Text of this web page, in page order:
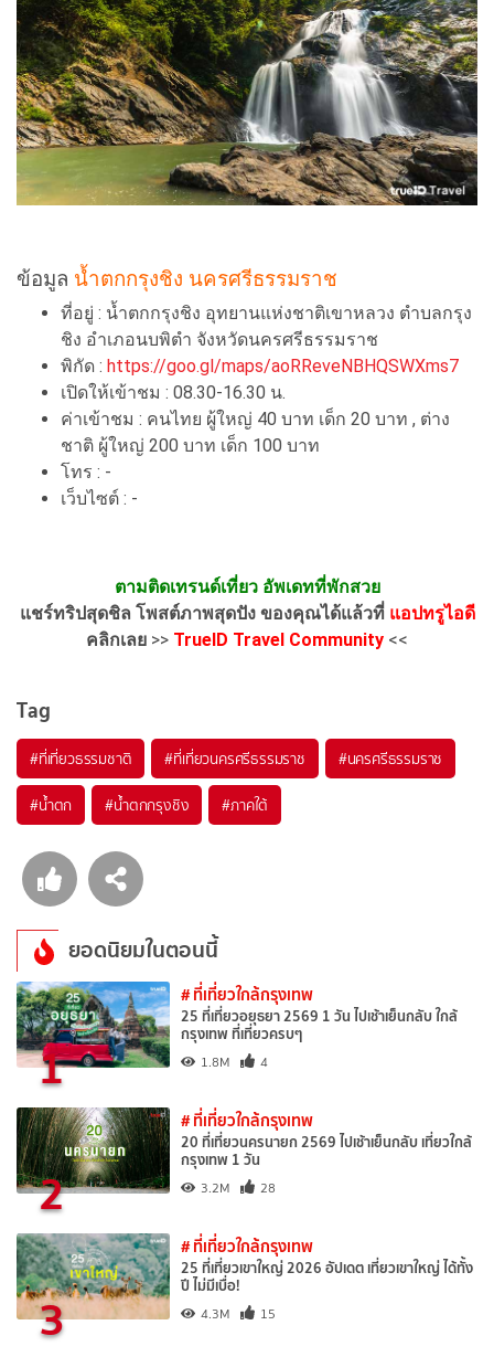
ข้อมูล น้ำตกกรุงชิง นครศรีธรรมราช
ที่อยู่ : น้ำตกกรุงชิง อุทยานแห่งชาติเขาหลวง ตำบลกรุง
ชิง อำเภอนบพิตำ จังหวัดนครศรีธรรมราช
พิกัด : https://goo.gl/maps/aoRReveNBHQSWXms7
เปิดให้เข้าชม : 08.30-16.30 น.
ค่าเข้าชม : คนไทย ผู้ใหญ่ 40 บาท เด็ก 20 บาท , ต่าง
ชาติ ผู้ใหญ่ 200 บาท เด็ก 100 บาท
โทร : -
เว็บไซต์ : -
ตามติดเทรนด์เที่ยว อัพเดทที่พักสวย
แชร์ทริปสุดชิล โพสต์ภาพสุดปัง ของคุณได้แล้วที่ แอปทรูไอดี
คลิกเลย >> TrueID Travel Community <<
Tag
#ที่เที่ยวธรรมชาติ #ที่เที่ยวนครศรีธรรมราช #นครศรีธรรมราช
#น้ำตก #น้ำตกกรุงชิง #ภาคใต้
ยอดนิยมในตอนนี้
1
# ที่เที่ยวใกล้กรุงเทพ
25 ที่เที่ยวอยุธยา 2569 1 วัน ไปเช้าเย็นกลับ ใกล้
กรุงเทพ ที่เที่ยวครบๆ
1.8M 4
2
# ที่เที่ยวใกล้กรุงเทพ
20 ที่เที่ยวนครนายก 2569 ไปเช้าเย็นกลับ เที่ยวใกล้
กรุงเทพ 1 วัน
3.2M 28
3
# ที่เที่ยวใกล้กรุงเทพ
25 ที่เที่ยวเขาใหญ่ 2026 อัปเดต เที่ยวเขาใหญ่ ได้ทั้ง
ปี ไม่มีเบื่อ!
4.3M 15